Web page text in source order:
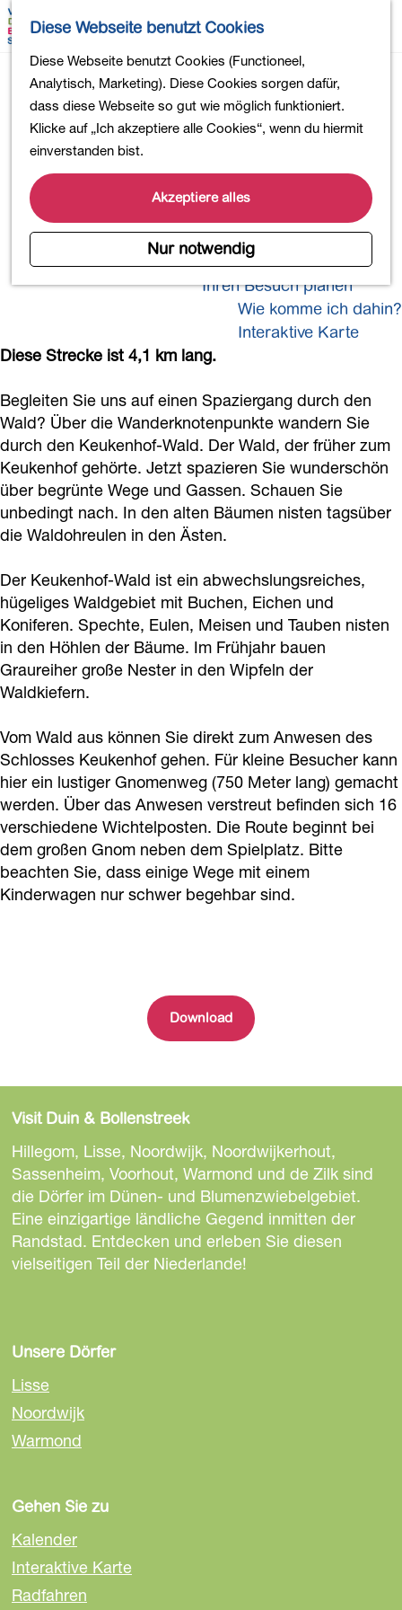
Diese Webseite benutzt Cookies
Diese Webseite benutzt Cookies (Functioneel,
Analytisch, Marketing). Diese Cookies sorgen dafür,
dass diese Webseite so gut wie möglich funktioniert.
Klicke auf „Ich akzeptiere alle Cookies“, wenn du hiermit
einverstanden bist.
Akzeptiere alles
Nur notwendig
m
p
a
g
e
K
r
t
e
S
c
h
e
n
e
n
ü
Einkaufen
Essen und Trinken
Kinderaktivitäten
In die Natur
Polder und Seen
Museen und mehr
Aktiv und gesund
4-Tage-Wanderung
Übernachtungen
Ihren Besuch planen
Wie komme ich dahin?
Interaktive Karte
Gnomen und
Schlösser
Diese Strecke ist 4,1 km lang.
Begleiten Sie uns auf einen Spaziergang durch den
Wald? Über die Wanderknotenpunkte wandern Sie
durch den Keukenhof-Wald. Der Wald, der früher zum
Keukenhof gehörte. Jetzt spazieren Sie wunderschön
über begrünte Wege und Gassen. Schauen Sie
unbedingt nach. In den alten Bäumen nisten tagsüber
die Waldohreulen in den Ästen.
Der Keukenhof-Wald ist ein abwechslungsreiches,
hügeliges Waldgebiet mit Buchen, Eichen und
Koniferen. Spechte, Eulen, Meisen und Tauben nisten
in den Höhlen der Bäume. Im Frühjahr bauen
Graureiher große Nester in den Wipfeln der
Waldkiefern.
Vom Wald aus können Sie direkt zum Anwesen des
Schlosses Keukenhof gehen. Für kleine Besucher kann
hier ein lustiger Gnomenweg (750 Meter lang) gemacht
werden. Über das Anwesen verstreut befinden sich 16
verschiedene Wichtelposten. Die Route beginnt bei
dem großen Gnom neben dem Spielplatz. Bitte
beachten Sie, dass einige Wege mit einem
Kinderwagen nur schwer begehbar sind.
Download
Visit Duin & Bollenstreek
Hillegom, Lisse, Noordwijk, Noordwijkerhout,
Sassenheim, Voorhout, Warmond und de Zilk sind
die Dörfer im Dünen- und Blumenzwiebelgebiet.
Eine einzigartige ländliche Gegend inmitten der
Randstad. Entdecken und erleben Sie diesen
vielseitigen Teil der Niederlande!
Unsere Dörfer
Lisse
Noordwijk
Warmond
Gehen Sie zu
Kalender
Interaktive Karte
Radfahren